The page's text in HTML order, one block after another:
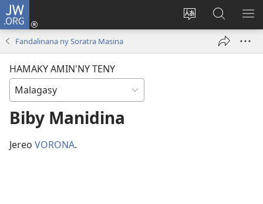
JW.ORG
Hiova
Hiditra
(manokatra
ato
Amin’ny
Fandalinana ny Soratra Masina
HAMAKY AMIN'NY TENY
Biby Manidina
Jereo VORONA.